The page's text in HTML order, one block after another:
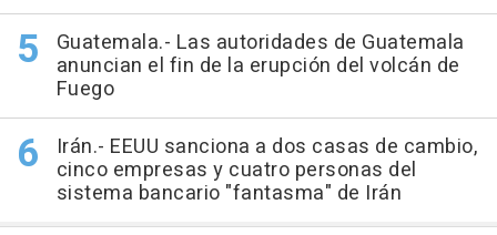
Guatemala.- Las autoridades de Guatemala
anuncian el fin de la erupción del volcán de
Fuego
Irán.- EEUU sanciona a dos casas de cambio,
cinco empresas y cuatro personas del
sistema bancario "fantasma" de Irán